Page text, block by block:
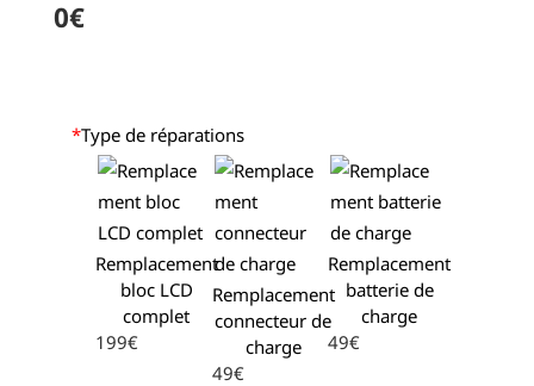
0€
*Type de réparations
Remplacement
bloc LCD
complet
199€
Remplacement
connecteur de
charge
49€
Remplacement
batterie de
charge
49€